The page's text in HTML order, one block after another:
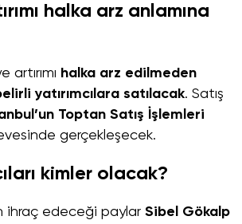
halka arz anlamına
artırımı halka arz edilmeden
yatırımcılara satılacak. Satış
Toptan Satış İşlemleri
gerçekleşecek.
kimler olacak?
ihraç edeceği paylar Sibel Gökalp